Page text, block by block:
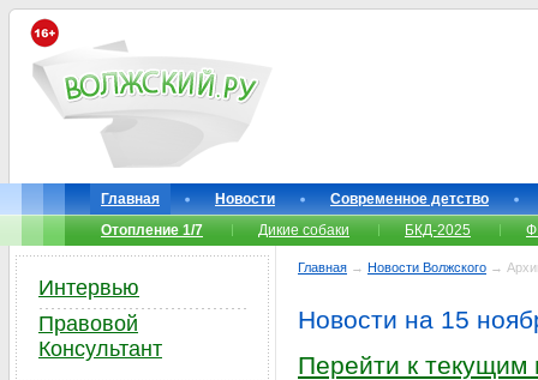
Главная Новости
Современное детство
Отопление 1/7
Дикие собаки БКД-2025
Главная → Новости Волжского →
Новости на 15
Перейти к текущим
Интервью
Правовой
Консультант